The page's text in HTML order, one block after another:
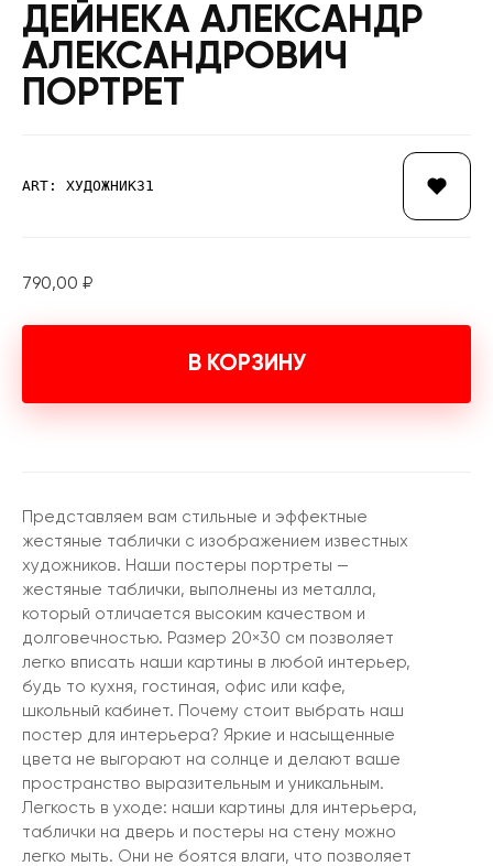
ДЕЙНЕКА АЛЕКСАНДР
АЛЕКСАНДРОВИЧ
ПОРТРЕТ
ART: ХУДОЖНИК31
790,00 ₽
В КОРЗИНУ
Представляем вам стильные и эффектные
жестяные таблички с изображением известных
художников. Наши постеры портреты —
жестяные таблички, выполнены из металла,
который отличается высоким качеством и
долговечностью. Размер 20×30 см позволяет
легко вписать наши картины в любой интерьер,
будь то кухня, гостиная, офис или кафе,
школьный кабинет. Почему стоит выбрать наш
постер для интерьера? Яркие и насыщенные
цвета не выгорают на солнце и делают ваше
пространство выразительным и уникальным.
Легкость в уходе: наши картины для интерьера,
таблички на дверь и постеры на стену можно
легко мыть. Они не боятся влаги, что позволяет